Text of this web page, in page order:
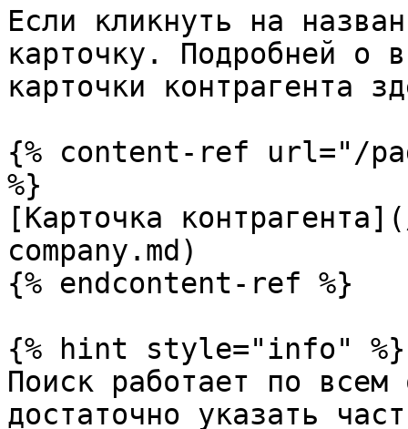
Если кликнуть на
карточку. Подробней о
карточки контрагента
{% content-ref url="/
%}
[Карточка
company.md)
{% endcontent-ref %}
{% hint style="info" %}
Поиск работает по
достаточно указать